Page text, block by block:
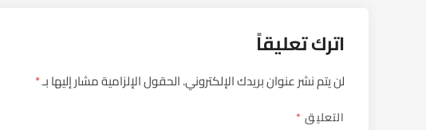
اترك تعليقاً
لن يتم نشر عنوان بريدك الإلكتروني.الحقول الإلزامية مشار إليها بـ*
التعليق*